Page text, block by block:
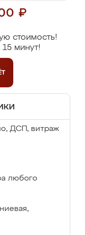
₽
стоимость!
минут!
ДСП, витраж
любого